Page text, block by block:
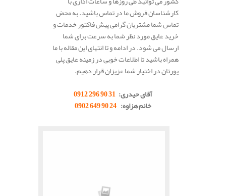
کارشناسان فروش ما در تماس باشید. به محض
تماس شما مشتریان گرامی پیش فاکتور خدمات و
خرید عایق مورد نظر شما به سرعت برای شما
ارسال می شود. در ادامه و تا انتهای این مقاله با ما
همراه باشید تا اطلاعات خوبی در زمینه عایق پلی
یورتان در اختیار شما عزیزان قرار دهیم.
آقای حیدری: 31 90 296 0912
خانم هزاوه: 24 90 649 0902